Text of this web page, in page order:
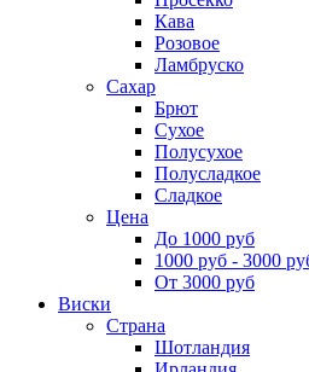
Кава
Розовое
Ламбруско
Сахар
Брют
Сухое
Полусухое
Полусладкое
Сладкое
Цена
До 1000 руб
1000 руб - 3000
От 3000 руб
Виски
Страна
Шотландия